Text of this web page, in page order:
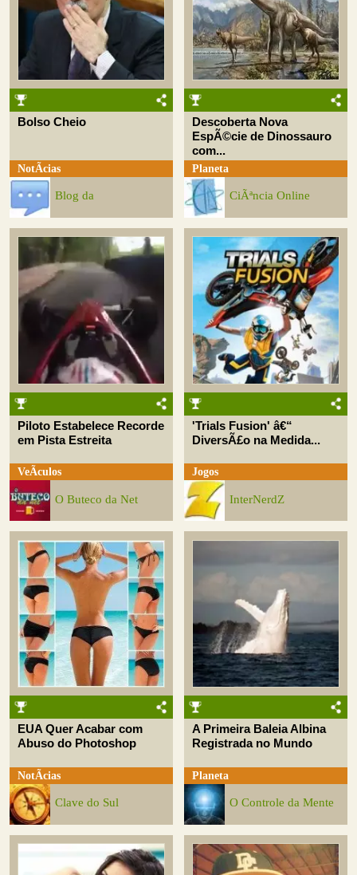
Bolso Cheio
NotÃ­cias
Blog da
Descoberta Nova
EspÃ©cie de Dinossauro
com...
Planeta
CiÃªncia Online
Piloto Estabelece Recorde
em Pista Estreita
VeÃ­culos
O Buteco da Net
'Trials Fusion' â€“
DiversÃ£o na Medida...
Jogos
InterNerdZ
EUA Quer Acabar com
Abuso do Photoshop
NotÃ­cias
Clave do Sul
A Primeira Baleia Albina
Registrada no Mundo
Planeta
O Controle da Mente